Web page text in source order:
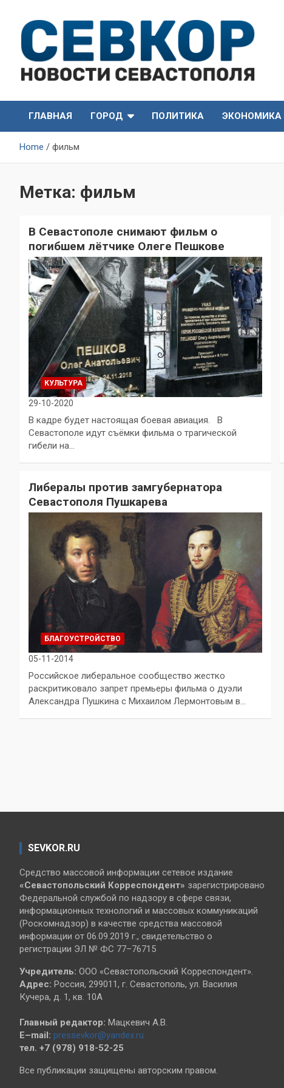
content
СевКор — Новости
Севастополя
Севастополя
ГЛАВНАЯ
ГОРОД ПОЛИТИКА ЭКОНОМИКА
Home фильм
Метка: фильм
В Севастополе снимают фильм о
погибшем лётчике Олеге Пешкове
КУЛЬТУРА
29-10-2020
В кадре будет настоящая боевая авиация. В
Севастополе идут съёмки фильма о трагической
гибели на…
Либералы против замгубернатора
Севастополя Пушкарева
БЛАГОУСТРОЙСТВО
05-11-2014
Российское либеральное сообщество жестко
раскритиковало запрет премьеры фильма о дуэли
Александра Пушкина с Михаилом Лермонтовым в…
SEVKOR.RU
Средство массовой информации сетевое издание
«Севастопольский Корреспондент» зарегистрировано
Федеральной службой по надзору в сфере связи,
информационных технологий и массовых коммуникаций
(Роскомнадзор) в качестве средства массовой
информации от 06.09.2019 г., свидетельство о
регистрации ЭЛ № ФС 77–76715
Учредитель: ООО «Севастопольский Корреспондент».
Адрес: Россия, 299011, г. Севастополь, ул. Василия
Кучера, д. 1, кв. 10А
Главный редактор: Мацкевич А.В.
E–mail: pressevkor@yandex.ru
тел. +7 (978) 918-52-25
Все публикации защищены авторским правом.